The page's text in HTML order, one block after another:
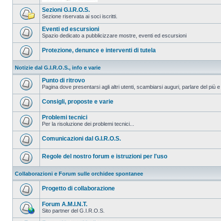
Sezioni G.I.R.O.S.
Sezione riservata ai soci iscritti.
Eventi ed escursioni
Spazio dedicato a pubblicizzare mostre, eventi ed escursioni
Protezione, denunce e interventi di tutela
Notizie dal G.I.R.O.S., info e varie
Punto di ritrovo
Pagina dove presentarsi agli altri utenti, scambiarsi auguri, parlare del più e
Consigli, proposte e varie
Problemi tecnici
Per la risoluzione dei problemi tecnici...
Comunicazioni dal G.I.R.O.S.
Regole del nostro forum e istruzioni per l'uso
Collaborazioni e Forum sulle orchidee spontanee
Progetto di collaborazione
Forum A.M.I.N.T.
Sito partner del G.I.R.O.S.